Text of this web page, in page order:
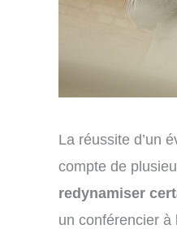
La réussite d’un
compte de
redynamiser
un conférencier à